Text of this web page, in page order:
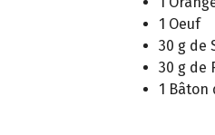
1 Oeuf
30 g de
30 g de
1 Bâton